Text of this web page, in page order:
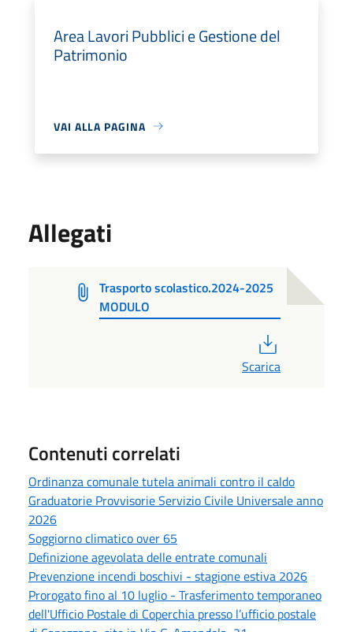
Area Lavori Pubblici e Gestione del
Patrimonio
VAI ALLA PAGINA
Allegati
Trasporto scolastico.2024-2025
MODULO
Scarica
Contenuti correlati
Ordinanza comunale tutela animali contro il caldo
Graduatorie Provvisorie Servizio Civile Universale anno
2026
Soggiorno climatico over 65
Definizione agevolata delle entrate comunali
Prevenzione incendi boschivi - stagione estiva 2026
Prorogato fino al 10 luglio - Trasferimento temporaneo
dell'Ufficio Postale di Coperchia presso l’ufficio postale